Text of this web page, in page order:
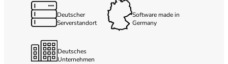
Deutscher
Serverstandort
Software made in
Germany
Deutsches
Unternehmen